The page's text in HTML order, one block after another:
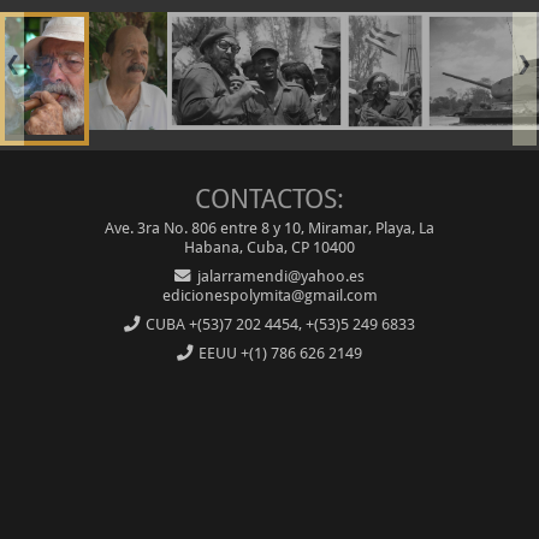
❮ ❯
CONTACTOS:
Ave. 3ra No. 806 entre 8 y 10, Miramar, Playa, La
Habana, Cuba, CP 10400
jalarramendi@yahoo.es
edicionespolymita@gmail.com
CUBA+(53)7 202 4454, +(53)5 249 6833
EEUU+(1) 786 626 2149